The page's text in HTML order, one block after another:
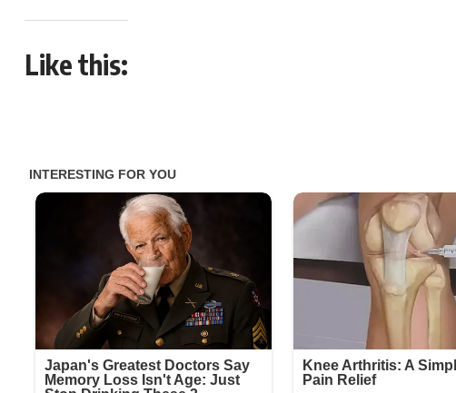
Like this: